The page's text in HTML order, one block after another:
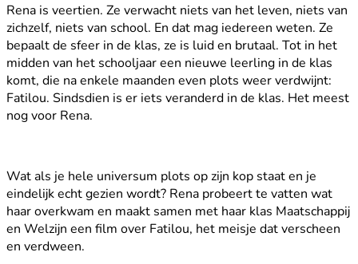
Rena is veertien. Ze verwacht niets van het leven, niets van
zichzelf, niets van school. En dat mag iedereen weten. Ze
bepaalt de sfeer in de klas, ze is luid en brutaal. Tot in het
midden van het schooljaar een nieuwe leerling in de klas
komt, die na enkele maanden even plots weer verdwijnt:
Fatilou. Sindsdien is er iets veranderd in de klas. Het meest
nog voor Rena.
Wat als je hele universum plots op zijn kop staat en je
eindelijk echt gezien wordt? Rena probeert te vatten wat
haar overkwam en maakt samen met haar klas Maatschappij
en Welzijn een film over Fatilou, het meisje dat verscheen
en verdween.